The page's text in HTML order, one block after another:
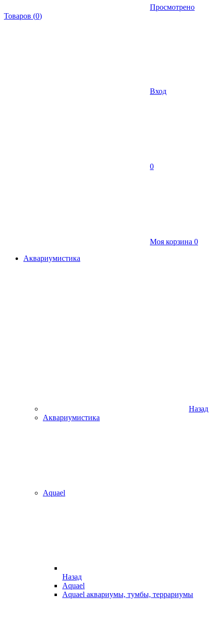
Просмотрено
Товаров (0)
Вход
0
Моя корзина 0
Аквариумистика
Назад
Аквариумистика
Aquael
Назад
Aquael
Aquael аквариумы, тумбы, террариумы